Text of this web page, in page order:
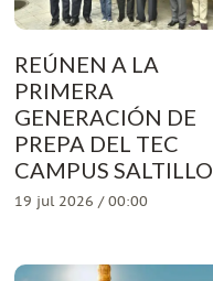
REÚNEN A LA
PRIMERA
GENERACIÓN DE
PREPA DEL TEC
CAMPUS SALTILLO
19 jul 2026 / 00:00